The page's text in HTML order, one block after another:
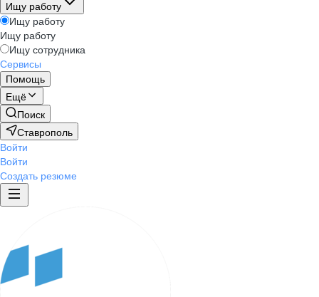
Ищу работу
Ищу работу
Ищу работу
Ищу сотрудника
Сервисы
Помощь
Ещё
Поиск
Ставрополь
Войти
Войти
Создать резюме